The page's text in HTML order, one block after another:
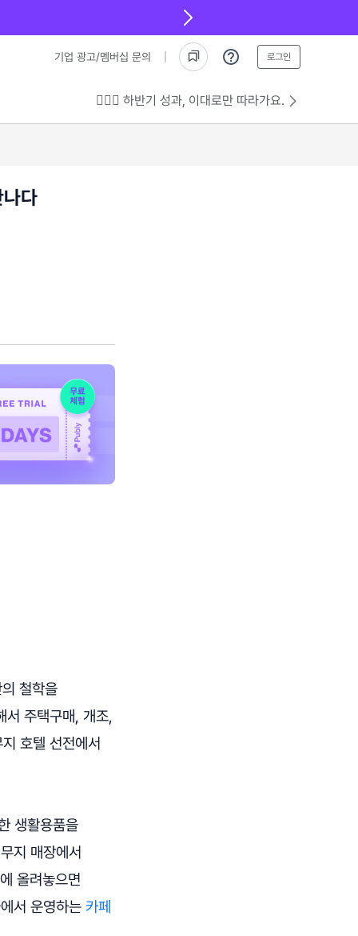
기업 광고/멤버십 문의 로그인
💁🏻‍♂️ 하반기 성과, 이대로만 따라가요.
다
철학을
서 주택구매, 개조,
호텔 선전에서
생활용품을
지 매장에서
올려놓으면
서 운영하는 카페